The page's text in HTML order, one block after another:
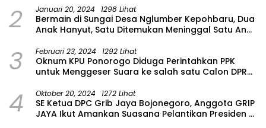
2 Januari 20, 2024 1298 Lihat
Bermain di Sungai Desa Nglumber Kepohbaru, Dua
Anak Hanyut, Satu Ditemukan Meninggal Satu Anak
3 Februari 23, 2024 1292 Lihat
Oknum KPU Ponorogo Diduga Perintahkan PPK
untuk Menggeser Suara ke salah satu Calon DPRD
4 Oktober 20, 2024 1272 Lihat
SE Ketua DPC Grib Jaya Bojonegoro, Anggota GRIP
JAYA Ikut Amankan Suasana Pelantikan Presiden di